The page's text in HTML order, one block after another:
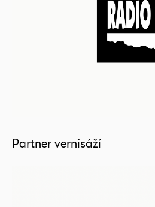
Partner vernisáží